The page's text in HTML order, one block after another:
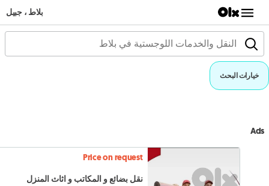
بلاط ، جبيل
خيارات البحث
Ads
Price on request
نقل بضائع و المكاتب و اثاث المنزل